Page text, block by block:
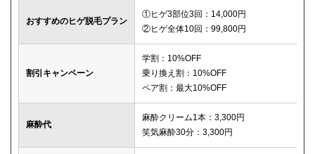
おすすめのヒゲ脱毛プラン
①ヒゲ3部位3回：14,000円
②ヒゲ全体10回：99,800円
割引キャンペーン
学割：10%OFF
乗り換え割：10%OFF
ペア割：最大10%OFF
麻酔代
麻酔クリーム1本：3,300円
笑気麻酔30分：3,300円